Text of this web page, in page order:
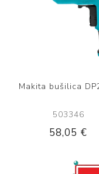
Makita bušilica
503346
58,05 €